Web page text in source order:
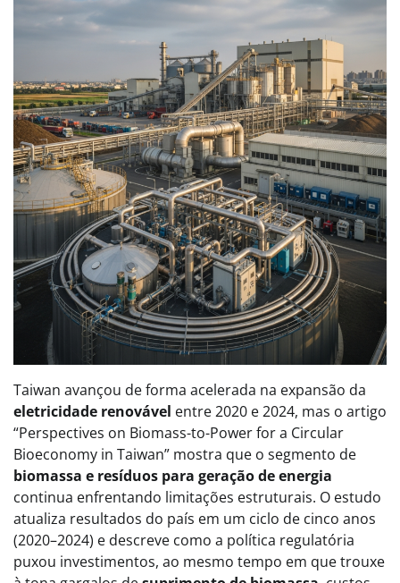
Taiwan avançou de forma acelerada na expansão da
eletricidade renovável entre 2020 e 2024, mas o artigo
“Perspectives on Biomass-to-Power for a Circular
Bioeconomy in Taiwan” mostra que o segmento de
biomassa e resíduos para geração de energia
continua enfrentando limitações estruturais. O estudo
atualiza resultados do país em um ciclo de cinco anos
(2020–2024) e descreve como a política regulatória
puxou investimentos, ao mesmo tempo em que trouxe